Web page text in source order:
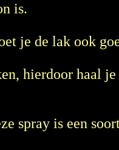
is.
je de lak ook
hierdoor haal
spray is een